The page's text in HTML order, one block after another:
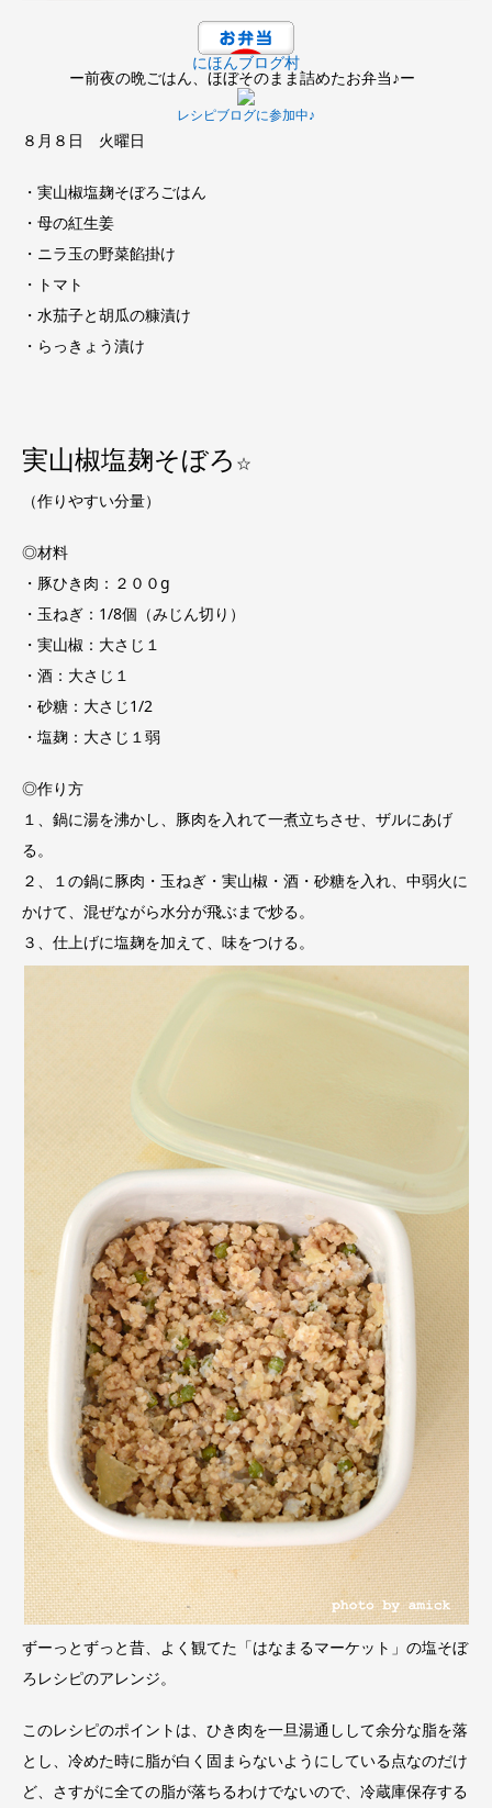
にほんブログ村
ー前夜の晩ごはん、ほぼそのまま詰めたお弁当♪ー
レシピブログに参加中♪
８月８日 火曜日
・実山椒塩麹そぼろごはん
・母の紅生姜
・ニラ玉の野菜餡掛け
・トマト
・水茄子と胡瓜の糠漬け
・らっきょう漬け
実山椒塩麹そぼろ ☆
（作りやすい分量）
◎材料
・豚ひき肉：２００g
・玉ねぎ：1/8個（みじん切り）
・実山椒：大さじ１
・酒：大さじ１
・砂糖：大さじ1/2
・塩麹：大さじ１弱
◎作り方
１、鍋に湯を沸かし、豚肉を入れて一煮立ちさせ、ザルにあげ
る。
２、１の鍋に豚肉・玉ねぎ・実山椒・酒・砂糖を入れ、中弱火に
かけて、混ぜながら水分が飛ぶまで炒る。
３、仕上げに塩麹を加えて、味をつける。
ずーっとずっと昔、よく観てた「はなまるマーケット」の塩そぼ
ろレシピのアレンジ。
このレシピのポイントは、ひき肉を一旦湯通しして余分な脂を落
とし、冷めた時に脂が白く固まらないようにしている点なのだけ
ど、さすがに全ての脂が落ちるわけでないので、冷蔵庫保存する